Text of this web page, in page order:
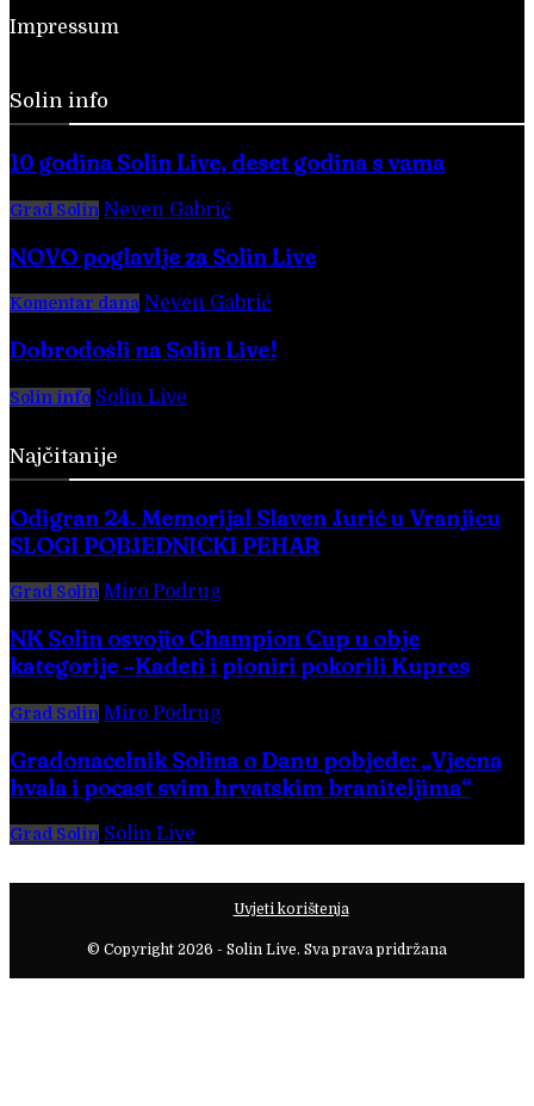
Impressum
Solin info
10 godina Solin Live, deset godina s vama
Grad Solin Neven Gabrić
NOVO poglavlje za Solin Live
Komentar dana Neven Gabrić
Dobrodošli na Solin Live!
Solin info Solin Live
Najčitanije
Odigran 24. Memorijal Slaven Jurić u Vranjicu
SLOGI POBJEDNIČKI PEHAR
Grad Solin Miro Podrug
NK Solin osvojio Champion Cup u obje
kategorije –Kadeti i pioniri pokorili Kupres
Grad Solin Miro Podrug
Gradonačelnik Solina o Danu pobjede: „Vječna
hvala i počast svim hrvatskim braniteljima“
Grad Solin Solin Live
Uvjeti korištenja
© Copyright 2026 - Solin Live. Sva prava pridržana